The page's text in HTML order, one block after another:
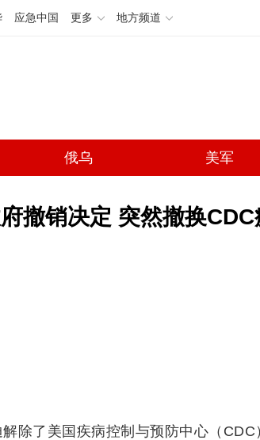
应急中国 更多 地方频道
俄乌 美军
撤销决定 突然撤换
除了美国疾病控制与预防中心（